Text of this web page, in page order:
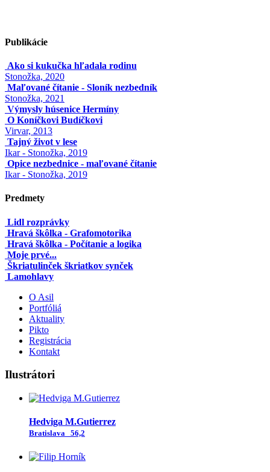
Publikácie
Ako si kukučka hľadala rodinu
Stonožka, 2020
Maľované čítanie - Sloník nezbedník
Stonožka, 2021
Výmysly húsenice Hermíny
O Koníčkovi Budíčkovi
Virvar, 2013
Tajný život v lese
Ikar - Stonožka, 2019
Opice nezbednice - maľované čítanie
Ikar - Stonožka, 2019
Predmety
Lidl rozprávky
Hravá škôlka - Grafomotorika
Hravá škôlka - Počítanie a logika
Moje prvé...
Škriatulinček škriatkov synček
Lamohlavy
O Asil
Portfóliá
Aktuality
Pikto
Registrácia
Kontakt
Ilustrátori
Hedviga M.Gutierrez
Bratislava 56,2